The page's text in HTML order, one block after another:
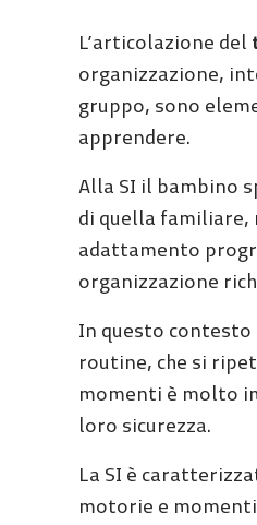
L’articolazione del
organizzazione,
gruppo, sono
apprendere.
Alla SI il bambino
di quella familiare,
adattamento
organizzazione
In questo contesto
routine, che si
momenti è molto
loro sicurezza.
La SI è
motorie e